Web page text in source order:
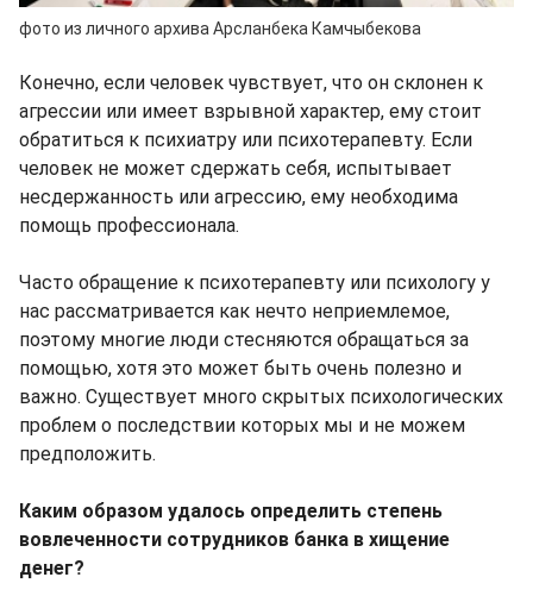
фото из личного архива Арсланбека Камчыбекова
Конечно, если человек чувствует, что он склонен к
агрессии или имеет взрывной характер, ему стоит
обратиться к психиатру или психотерапевту. Если
человек не может сдержать себя, испытывает
несдержанность или агрессию, ему необходима
помощь профессионала.
Часто обращение к психотерапевту или психологу у
нас рассматривается как нечто неприемлемое,
поэтому многие люди стесняются обращаться за
помощью, хотя это может быть очень полезно и
важно. Существует много скрытых психологических
проблем о последствии которых мы и не можем
предположить.
Каким образом удалось определить степень
вовлеченности сотрудников банка в хищение
денег?